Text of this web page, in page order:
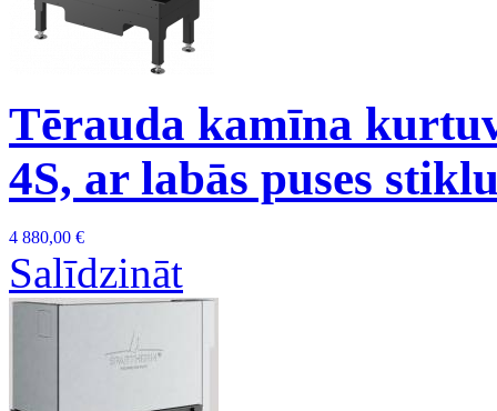
Tērauda kamīna
4S, ar labās puses
4 880,00 €
Salīdzināt